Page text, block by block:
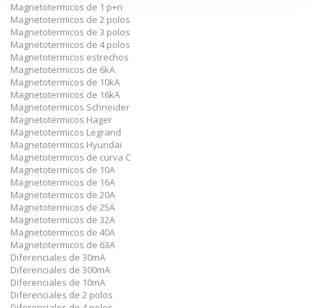
Magnetotermicos de 1 p+n
Magnetotermicos de 2 polos
Magnetotermicos de 3 polos
Magnetotermicos de 4 polos
Magnetotermicos estrechos
Magnetotermicos de 6kA
Magnetotermicos de 10kA
Magnetotermicos de 16kA
Magnetotermicos Schneider
Magnetotermicos Hager
Magnetotermicos Legrand
Magnetotermicos Hyundai
Magnetotermicos de curva C
Magnetotermicos de 10A
Magnetotermicos de 16A
Magnetotermicos de 20A
Magnetotermicos de 25A
Magnetotermicos de 32A
Magnetotermicos de 40A
Magnetotermicos de 63A
Diferenciales de 30mA
Diferenciales de 300mA
Diferenciales de 10mA
Diferenciales de 2 polos